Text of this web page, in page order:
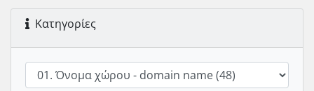
Κατηγορίες